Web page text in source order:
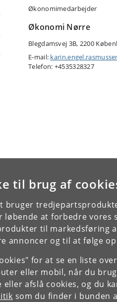
til brug af
bruger
løbende at forbedre vores
til markedsføring
annoncer og til at følge
for at se en liste
eller mobil, når du
eller afslå cookies, og du
som du finder i bunden
Økonomimedarbejder
Økonomi Nørre
Blegdamsvej 3B, 2200
E-mail:
Telefon: +4535328327